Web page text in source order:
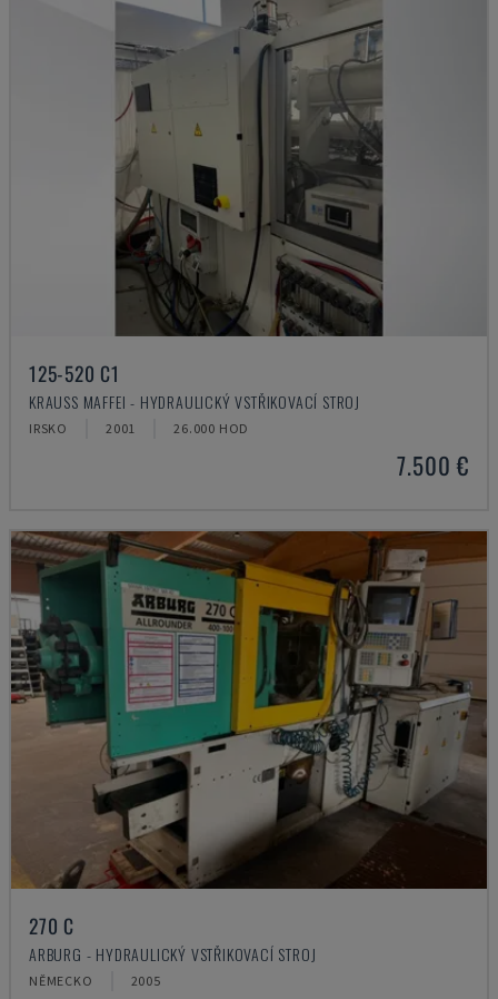
125-520 C1
KRAUSS MAFFEI - HYDRAULICKÝ VSTŘIKOVACÍ STROJ
IRSKO 2001 26.000 HOD
7.500 €
270 C
ARBURG - HYDRAULICKÝ VSTŘIKOVACÍ STROJ
NĚMECKO 2005